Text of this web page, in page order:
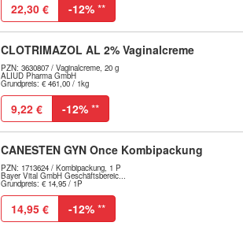
22,30 € -12% **
CLOTRIMAZOL AL 2% Vaginalcreme
PZN: 3630807 / Vaginalcreme, 20 g
ALIUD Pharma GmbH
Grundpreis: € 461,00 / 1kg
9,22 € -12% **
CANESTEN GYN Once Kombipackung
PZN: 1713624 / Kombipackung, 1 P
Bayer Vital GmbH Geschäftsbereic...
Grundpreis: € 14,95 / 1P
14,95 € -12% **